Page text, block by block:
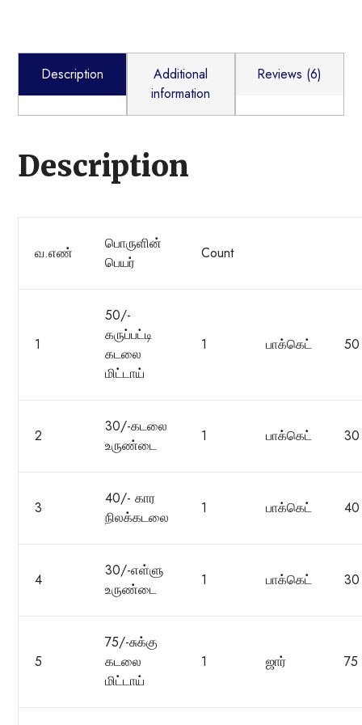
Description
Additional
information
Reviews (6)
Description
வ.எண்
பொருளின்
பெயர்
Count
1
50/-
கருப்பட்டி
கடலை
மிட்டாய்
1 பாக்கெட் 50
2
30/-கடலை
உருண்டை
1 பாக்கெட் 30
3
40/- கார
நிலக்கடலை
1 பாக்கெட் 40
4
30/-எள்ளு
உருண்டை
1 பாக்கெட் 30
5
75/-சுக்கு
கடலை
மிட்டாய்
1 ஜார் 75